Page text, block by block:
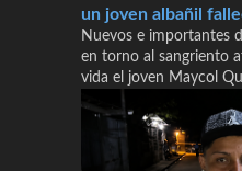
un joven albañil
Nuevos e importantes
en torno al sangriento
vida el joven Maycol